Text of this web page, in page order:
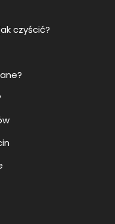
czyścić?